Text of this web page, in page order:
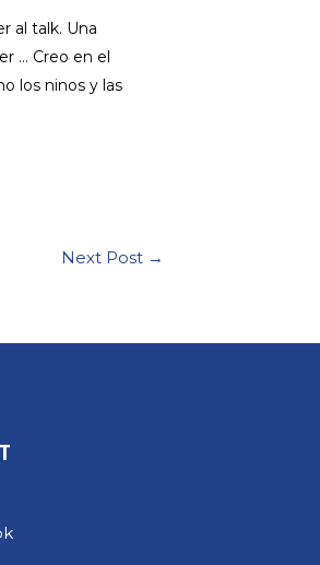
al talk. Una
… Creo en el
los ninos y las
Next Post →